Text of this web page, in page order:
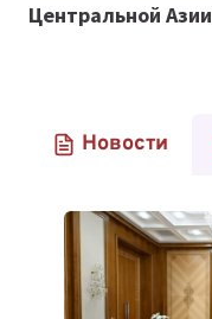
Центральной Азии
Новости